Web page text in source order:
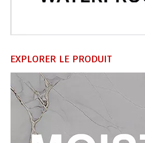
EXPLORER LE PRODUIT